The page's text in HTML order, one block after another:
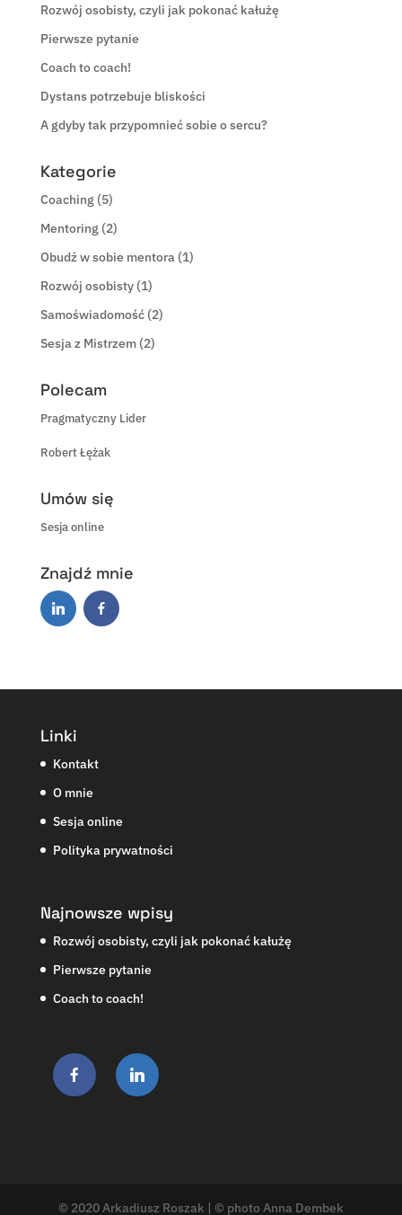
Rozwój osobisty, czyli jak pokonać kałużę
Pierwsze pytanie
Coach to coach!
Dystans potrzebuje bliskości
A gdyby tak przypomnieć sobie o sercu?
Kategorie
Coaching (5)
Mentoring (2)
Obudź w sobie mentora(1)
Rozwój osobisty(1)
Samoświadomość(2)
Sesja z Mistrzem(2)
Polecam
Pragmatyczny Lider
Robert Łężak
Umów się
Sesja online
Znajdź mnie
Linki
Kontakt
O mnie
Sesja online
Polityka prywatności
Najnowsze wpisy
Rozwój osobisty, czyli jak pokonać kałużę
Pierwsze pytanie
Coach to coach!
© 2020 Arkadiusz Roszak | © photo Anna Dembek